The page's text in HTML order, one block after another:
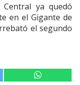
ya quedó
en el Gigante de
el segundo